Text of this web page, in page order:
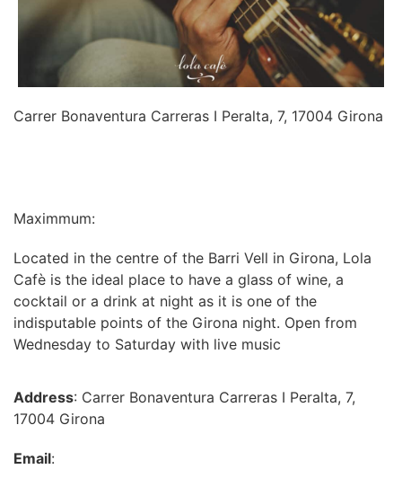
Carrer Bonaventura Carreras I Peralta, 7, 17004 Girona
Maximmum:
Located in the centre of the Barri Vell in Girona, Lola
Cafè is the ideal place to have a glass of wine, a
cocktail or a drink at night as it is one of the
indisputable points of the Girona night. Open from
Wednesday to Saturday with live music
Address: Carrer Bonaventura Carreras I Peralta, 7,
17004 Girona
Email: